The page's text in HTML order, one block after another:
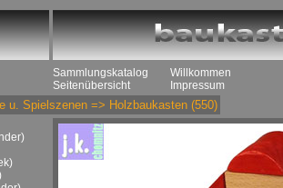
Sammlungskatalog
Seitenübersicht
Willkommen
Impressum
u. Spielszenen => Holzbaukasten (550)